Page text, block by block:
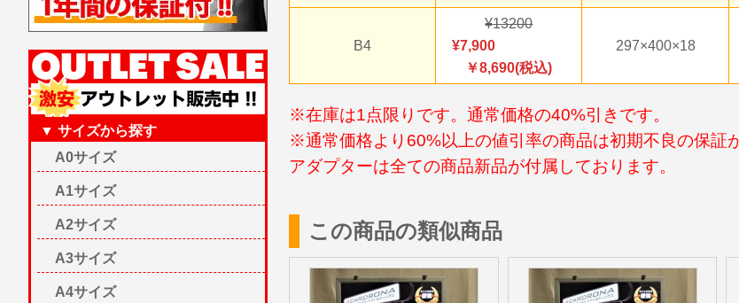
B4
13200
7,900
￥8,690(税込)
297×400×18
※在庫は1点限りです。通常価格の40%引きです。
※通常価格より60%以上の値引率の商品は初期不良の保証
アダプターは全ての商品新品が付属しております。
この商品の類似商品
▼ サイズから探す
A0サイズ
A1サイズ
A2サイズ
A3サイズ
A4サイズ